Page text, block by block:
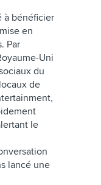
à bénéficier
en
Par
Uni
du
de
le
lancé une